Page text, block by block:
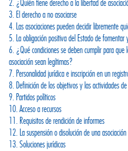
2. ¿Quién tiene derecho a la libertad de
3. El derecho a no asociarse
4. Las asociaciones pueden decidir libremente
5. La obligación positiva del Estado de
6. ¿Qué condiciones se deben cumplir para que
asociación sean legítimas?
7. Personalidad jurídica e inscripción en un
8. Definición de los objetivos y las actividades
9. Partidos políticos
10. Acceso a recursos
11. Requisitos de rendición de informes
12. La suspensión o disolución de una asociación
13. Soluciones jurídicas